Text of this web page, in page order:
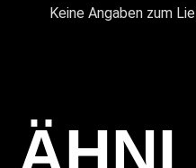
Keine Angaben zum